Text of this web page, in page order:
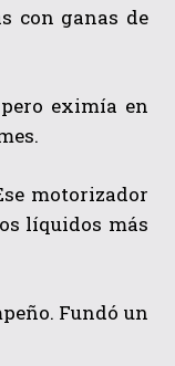
con ganas de
eximía en
motorizador
líquidos más
Fundó un